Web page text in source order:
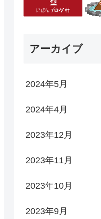
アーカイブ
2024年5月
2024年4月
2023年12月
2023年11月
2023年10月
2023年9月